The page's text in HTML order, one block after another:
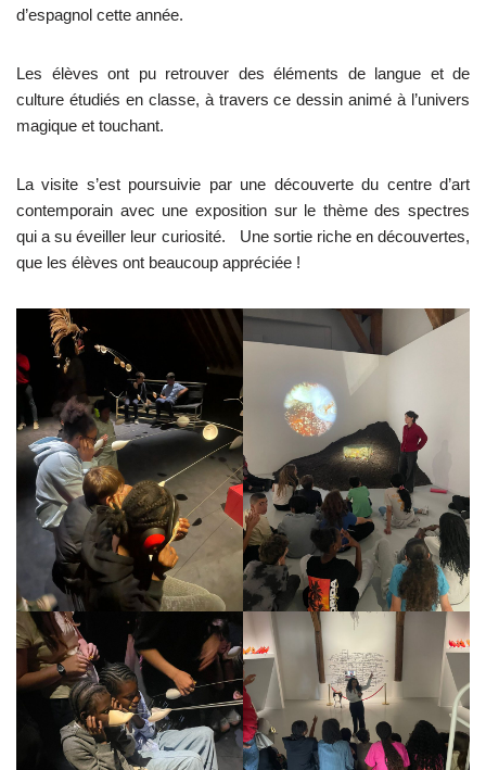
d’espagnol cette année.
Les élèves ont pu retrouver des éléments de langue et de
culture étudiés en classe, à travers ce dessin animé à l’univers
magique et touchant.
La visite s’est poursuivie par une découverte du centre d’art
contemporain avec une exposition sur le thème des spectres
qui a su éveiller leur curiosité. Une sortie riche en découvertes,
que les élèves ont beaucoup appréciée !